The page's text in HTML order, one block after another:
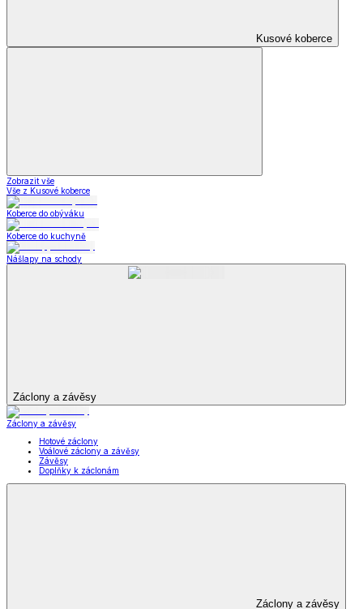
Kusové koberce
Zobrazit vše
Vše z Kusové koberce
Koberce do obýváku
Koberce do kuchyně
Nášlapy na schody
Záclony a závěsy
Záclony a závěsy
Hotové záclony
Voálové záclony a závěsy
Závěsy
Doplňky k záclonám
Záclony a závěsy